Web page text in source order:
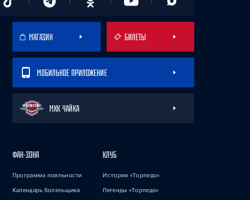
МАГАЗИН БИЛЕТЫ
МОБИЛЬНОЕ ПРИЛОЖЕНИЕ
МХК ЧАЙКА
ФАН-ЗОНА
Программа лояльности
Календарь болельщика
КЛУБ
История «Торпедо»
Легенды «Торпедо»